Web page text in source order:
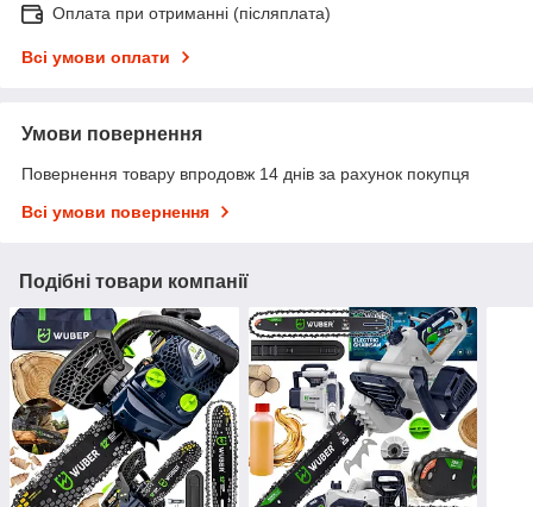
Оплата при отриманні (післяплата)
Всі умови оплати
Умови повернення
Повернення товару впродовж 14 днів за рахунок покупця
Всі умови повернення
Подібні товари компанії